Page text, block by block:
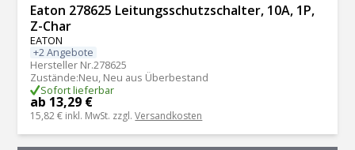
Eaton 278625 Leitungsschutzschalter, 10A, 1P,
Z-Char
EATON
+2 Angebote
Hersteller Nr.278625
Zustände:Neu, Neu aus Überbestand
Sofort lieferbar
ab 13,29 €
15,82 € inkl. MwSt. zzgl.Versandkosten